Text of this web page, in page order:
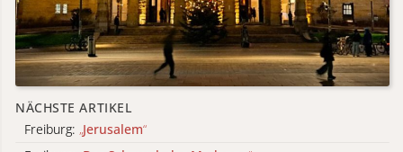
NÄCHSTE ARTIKEL
Freiburg: „Jerusalem“